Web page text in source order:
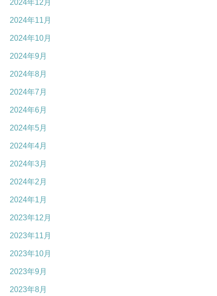
2024年12月
2024年11月
2024年10月
2024年9月
2024年8月
2024年7月
2024年6月
2024年5月
2024年4月
2024年3月
2024年2月
2024年1月
2023年12月
2023年11月
2023年10月
2023年9月
2023年8月